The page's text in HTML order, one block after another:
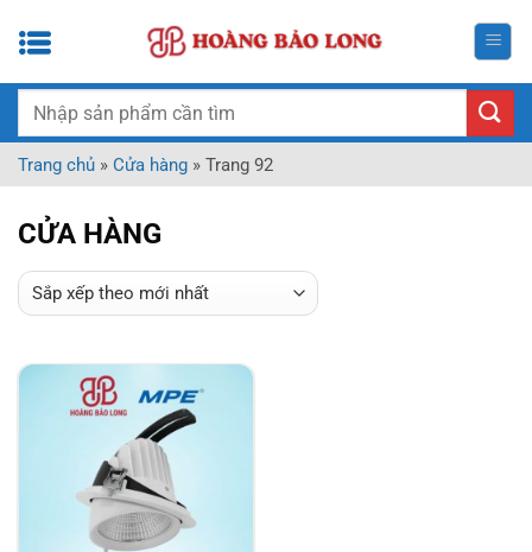
qua
dung
Tìm
Trang chủ » Cửa hàng » Trang 92
CỬA HÀNG